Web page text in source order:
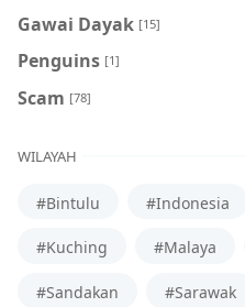
Gawai Dayak [15]
Penguins [1]
Scam [78]
WILAYAH
#Bintulu #Indonesia
#Kuching #Malaya
#Sandakan #Sarawak